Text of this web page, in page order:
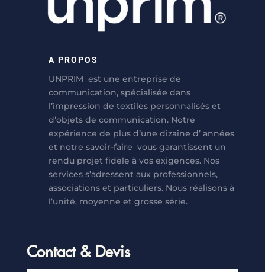
A PROPOS
UNPRIM est une entreprise de
communication, spécialisée dans
l’impression de textiles personnalisés et
d’objets de communication. Notre
expérience de plus d’une dizaine d’ années
et notre savoir-faire vous garantissent un
rendu projet fidèle à vos exigences. Nos
services s’adressent aux professionnels,
associations et particuliers. Nous réalisons à
l’unité, moyenne et grosse série.
Contact & Devis